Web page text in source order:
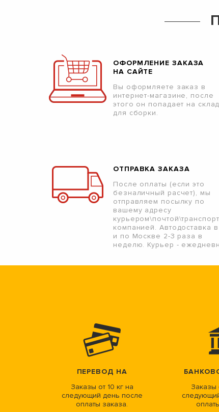
ОФОРМЛЕНИЕ ЗАКАЗА
НА САЙТЕ
Вы оформляете заказ в
интернет-магазине, после
этого он попадает на склад
для сборки.
ОТПРАВКА ЗАКАЗА
После оплаты (если это
безналичный расчет), мы
отправляем посылку по
вашему адресу
компанией. Автодоставка
и по Москве 2-3 раза в
неделю. Курьер -
ПЕРЕВОД НА
Заказы от 10 кг на
следующий день после
оплаты заказа.
Заказы